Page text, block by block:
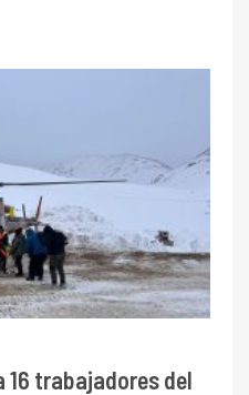
16 trabajadores del